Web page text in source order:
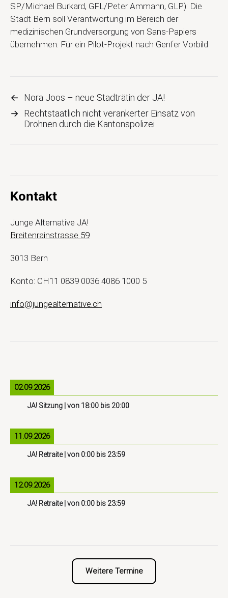
SP/Michael Burkard, GFL/Peter Ammann, GLP): Die
Stadt Bern soll Verantwortung im Bereich der
medizinischen Grundversorgung von Sans-Papiers
übernehmen: Für ein Pilot-Projekt nach Genfer Vorbild
←
Nora Joos – neue Stadträtin der JA!
→ Rechtstaatlich nicht verankerter Einsatz von
Drohnen durch die Kantonspolizei
Kontakt
Junge Alternative JA!
Breitenrainstrasse 59
3013 Bern
Konto: CH11 0839 0036 4086 1000 5
info@jungealternative.ch
02.09.2026
JA! Sitzung | von 18:00 bis 20:00
11.09.2026
JA! Retraite| von 0:00 bis 23:59
12.09.2026
JA! Retraite| von 0:00 bis 23:59
Weitere Termine